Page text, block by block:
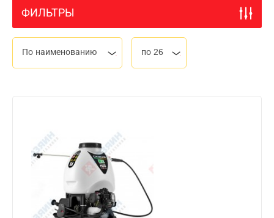
ФИЛЬТРЫ
По наименованию по 26